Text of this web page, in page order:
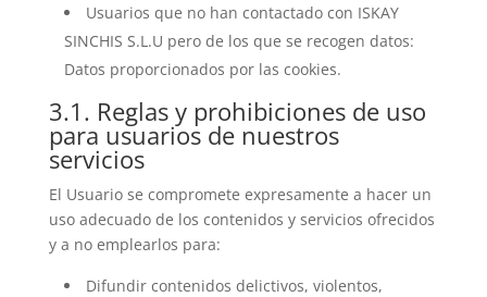
Usuarios que no han contactado con ISKAY
SINCHIS S.L.U pero de los que se recogen datos:
Datos proporcionados por las cookies.
3.1. Reglas y prohibiciones de uso
para usuarios de nuestros
servicios
El Usuario se compromete expresamente a hacer un
uso adecuado de los contenidos y servicios ofrecidos
y a no emplearlos para:
Difundir contenidos delictivos, violentos,